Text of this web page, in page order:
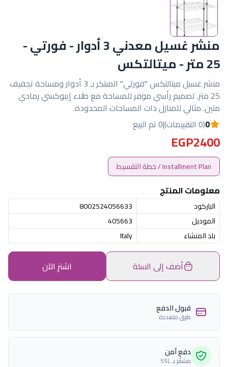
منشر غسيل معدني 3 أدوار - فورتي -
25 متر - ميتالتكس
منشر غسيل ميتالتكس "فورتي" المبتكر بـ 3 أدوار ومساحة تجفيف
25 متر. تصميم رأسي موفر للمساحة مع طلاء إيبوكسي رمادي
متين. مثالي للمنازل ذات المساحات المحدودة.
0(0 التقييمات) |0 تم البيع
EGP2400
Installment Plan / خطة التقسيط
معلومات المنتج
الباركود
8002524056633
الموديل
405663
بلد المنشاء
Italy
أضف إلى السلة اشترِ الآن
قبول الدفع
طرق متعددة
دفع آمن
مشفّر بـ SSL